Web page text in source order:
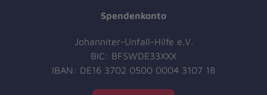
Spendenkonto
Johanniter-Unfall-Hilfe e.V.
BIC: BFSWDE33XXX
IBAN: DE16 3702 0500 0004 3107 18